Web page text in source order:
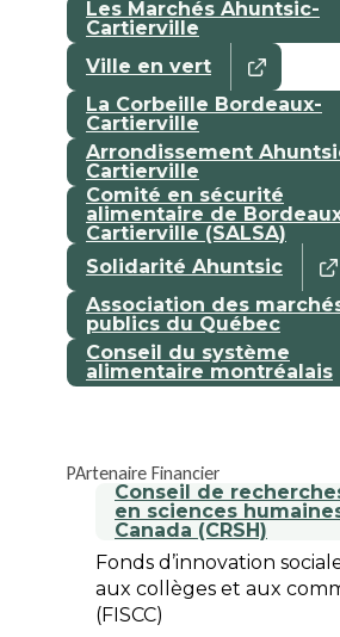
Les Marchés Ahuntsic-
Cartierville
Ville en vert
La Corbeille Bordeaux-
Cartierville
Arrondissement
Cartierville
Comité en sécurité
alimentaire de
Cartierville (SALSA)
Solidarité Ahuntsic
Association des
publics du Québec
Conseil du système
alimentaire montréalais
PArtenaire Financier
Conseil de
en sciences
Canada (CRSH)
Fonds d’innovation
aux collèges et aux
(FISCC)